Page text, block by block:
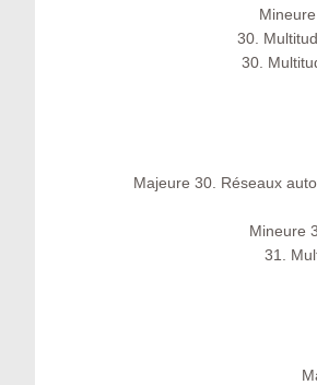
30.
30.
Majeure 30. Réseaux
Mineure
31.